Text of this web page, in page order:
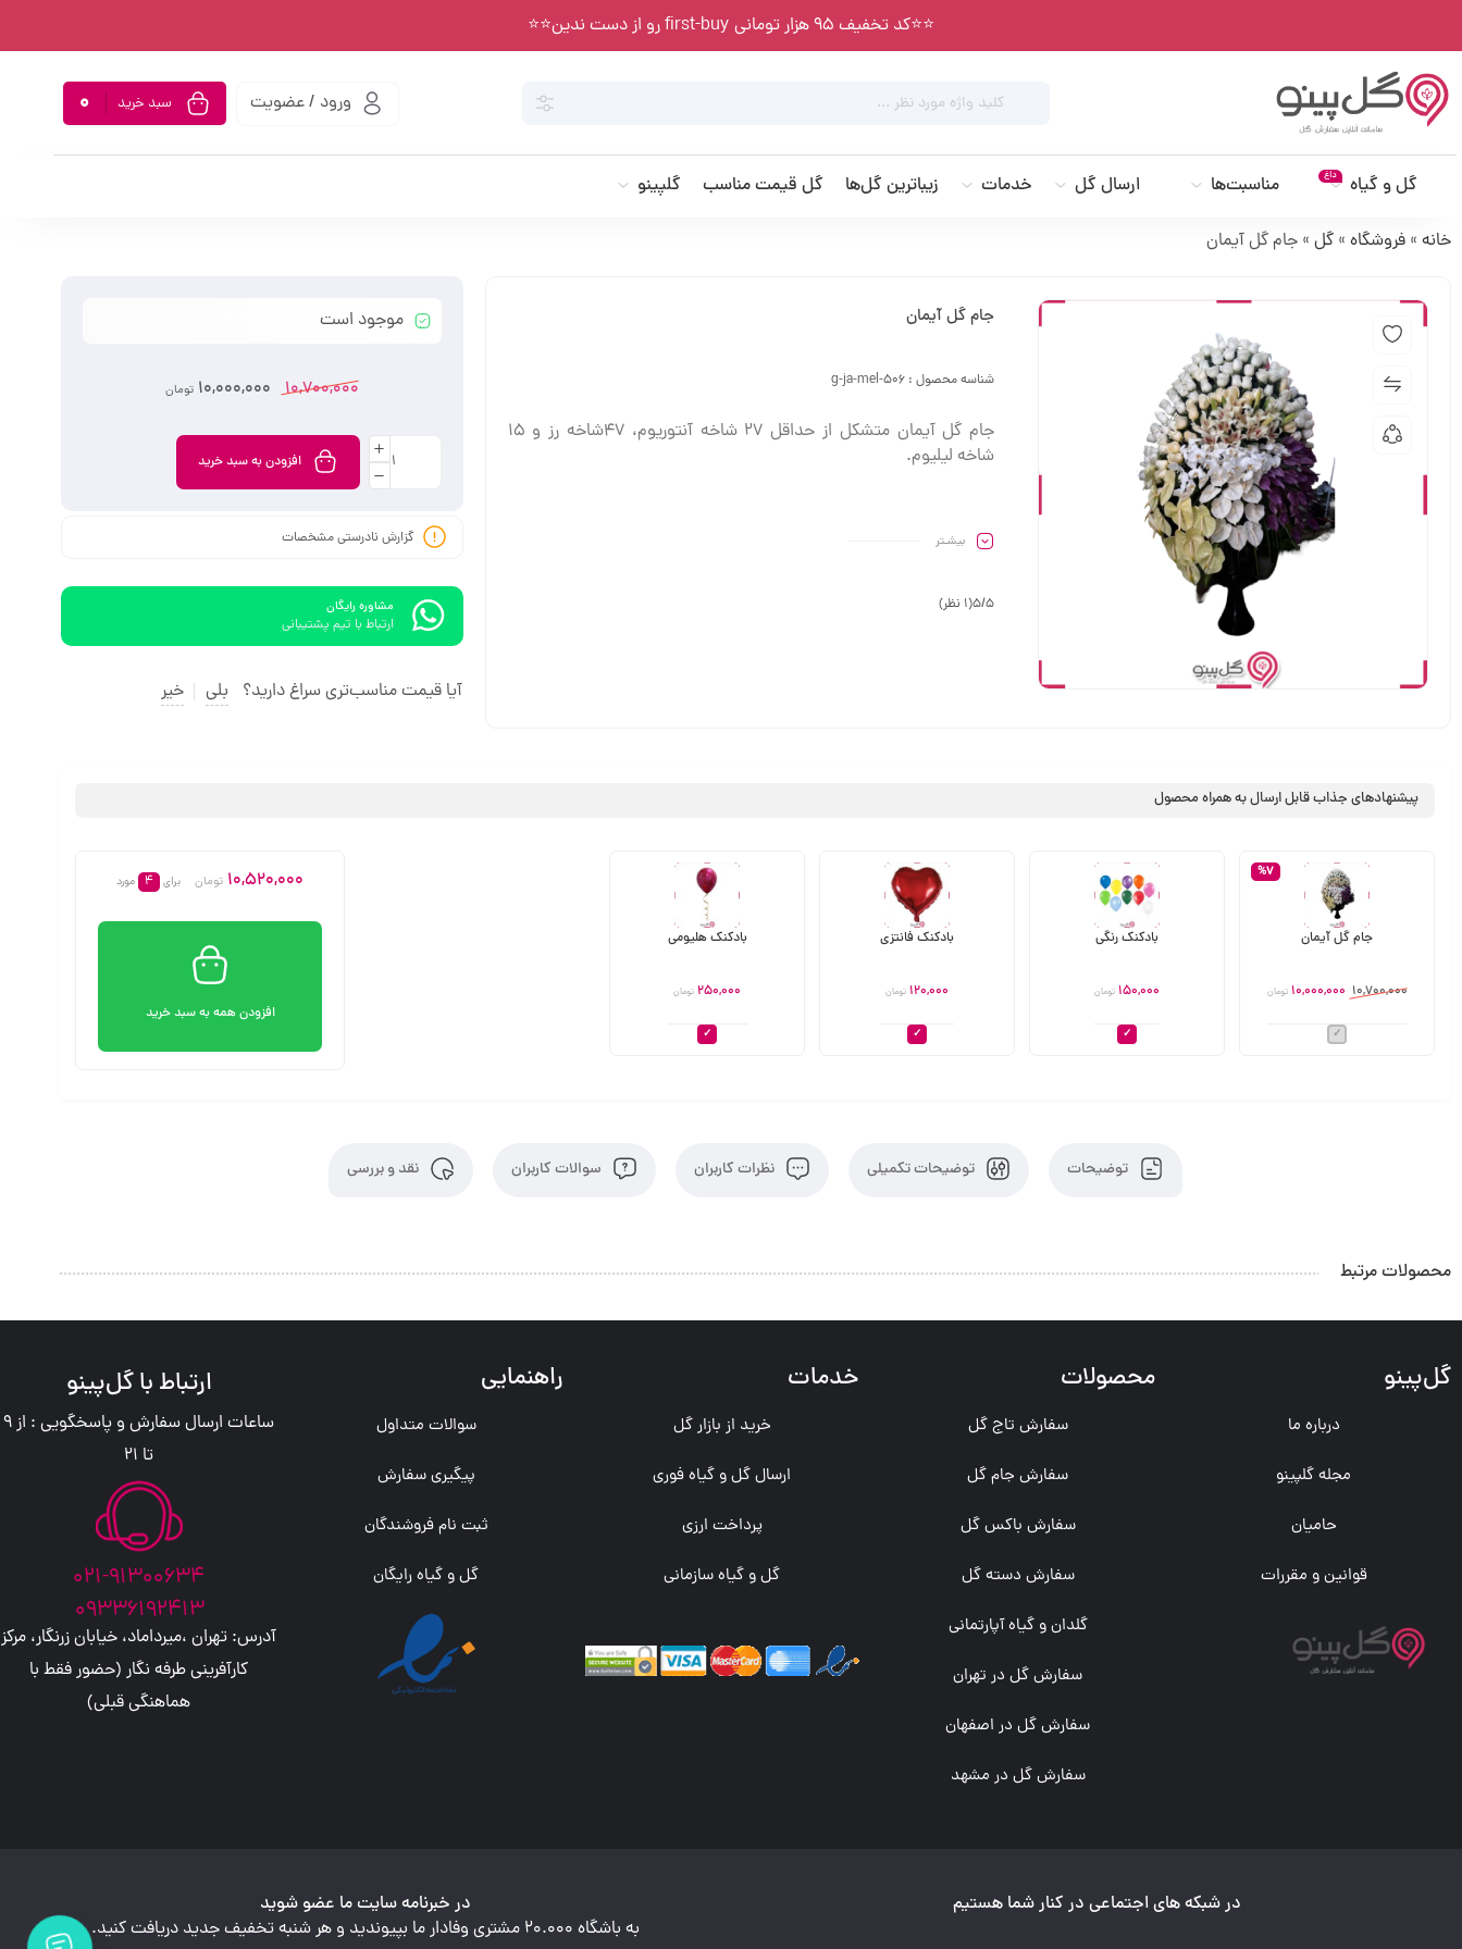
⭐️⭐️کد تخفیف 95 هزار تومانی first-buy رو از دست ندین⭐️⭐️
ورود / عضویت سبد خرید 0
گل و گیاه داغ مناسبت‌ها ارسال گل خدمات زیباترین گل‌ها گل قیمت مناسب گلپینو
خانه » فروشگاه » گل » جام گل آیمان
جام گل آیمان
شناسه محصول : g-ja-mel-506
جام گل آیمان متشکل از حداقل 27 شاخه آنتوریوم، 47شاخه رز و 15
شاخه لیلیوم.
بیشـتر
5/5(1 نظر)
موجود است
10,700,000
10,000,000 تومان
افزودن به سبد خرید
گزارش نادرستی مشخصات
مشاوره رایگان
ارتباط با تیم پشتیبانی
آیا قیمت مناسب‌تری سراغ دارید؟ بلی خیر
پیشنهادهای جذاب قابل ارسال به همراه محصول
%7
جام گل آیمان
10,700,000
10,000,000 تومان
بادکنک رنگی
150,000 تومان
بادکنک فانتزی
120,000 تومان
بادکنک هلیومی
250,000 تومان
10,520,000 تومان برای 4 مورد
افزودن همه به سبد خرید
توضیحات توضیحات تکمیلی نظرات کاربران سوالات کاربران نقد و بررسی
محصولات مرتبط
گل‌پینو
درباره ما
مجله گلپینو
حامیان
قوانین و مقررات
محصولات
سفارش تاج گل
سفارش جام گل
سفارش باکس گل
سفارش دسته گل
گلدان و گیاه آپارتمانی
سفارش گل در تهران
سفارش گل در اصفهان
سفارش گل در مشهد
خدمات
خرید از بازار گل
ارسال گل و گیاه فوری
پرداخت ارزی
گل و گیاه سازمانی
راهنمایی
سوالات متداول
پیگیری سفارش
ثبت نام فروشندگان
گل و گیاه رایگان
ارتباط با گل‌پینو
ساعات ارسال سفارش و پاسخگویی : از 9
تا 21
021-91300634
09336192413
آدرس: تهران ،میرداماد، خیابان زرنگار، مرکز
کارآفرینی طرفه نگار (حضور فقط با
هماهنگی قبلی)
در شبکه های اجتماعی در کنار شما هستیم
در خبرنامه سایت ما عضو شوید
به باشگاه 20.000 مشتری وفادار ما بپیوندید و هر شنبه تخفیف جدید دریافت کنید.